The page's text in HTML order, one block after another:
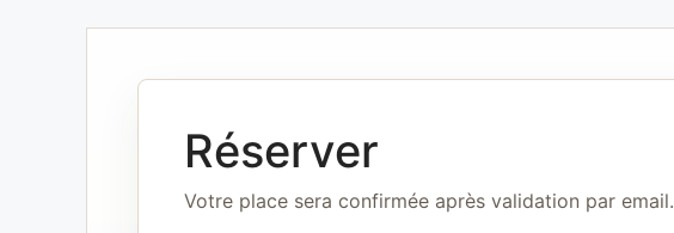
Réserver
Votre place sera confirmée après validation par email.